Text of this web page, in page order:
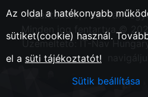
"Szentendre, Pest
Minden jog fentartva ©
Üzemeltető: IT-Nav
Az oldal a hatékonyabb
sütiket(cookie) használ.
el a süti tájékoztatót!
Sütik beállítása